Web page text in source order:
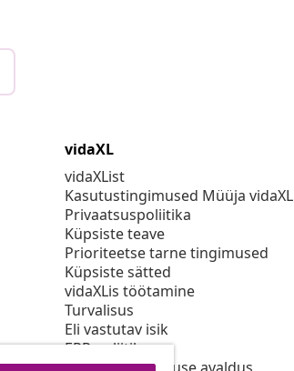
vidaXL
vidaXList
Kasutustingimused Müüja vidaXL
Privaatsuspoliitika
Küpsiste teave
Prioriteetse tarne tingimused
Küpsiste sätted
vidaXLis töötamine
Turvalisus
Eli vastutav isik
EPR poliitika